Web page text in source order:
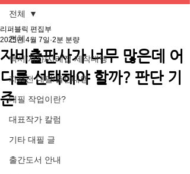
전체
백서/사사/사례집 제작대행
자서전 대필/출판대행
대필 작업이란?
대표작가 칼럼
기타 대필 글
출간도서 안내
전체
자비출판사가 너무 많은데 어
디를 선택해야 할까? 판단 기
준
리퍼블릭 편집부
2025년 4월 7일 2분 분량